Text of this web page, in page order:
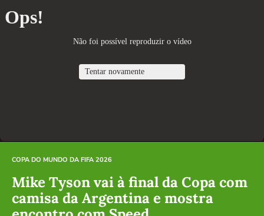
COPA DO MUNDO DA FIFA 2026
Mike Tyson vai à final da Copa com
camisa da Argentina e mostra